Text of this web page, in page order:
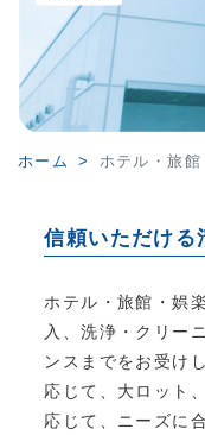
ホーム ホテル・旅
信頼いただける
ホテル・旅館・娯
入、洗浄・クリー
ンスまでをお受け
応じて、大ロット
応じて、ニーズに